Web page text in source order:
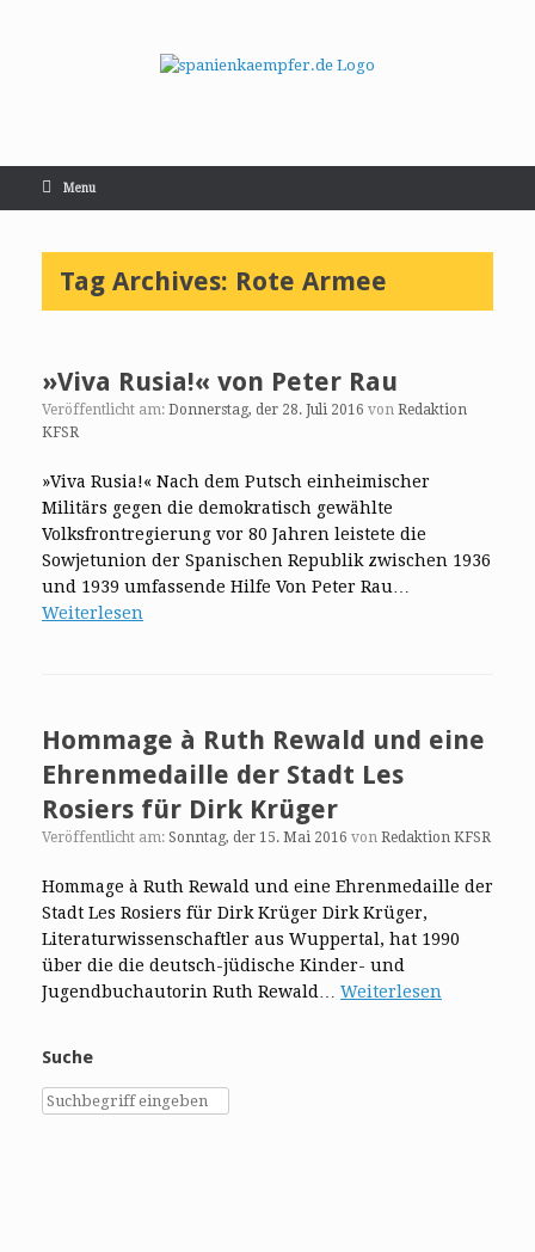
Menu
Tag Archives: Rote Armee
»Viva Rusia!« von Peter Rau
Veröffentlicht am: Donnerstag, der 28. Juli 2016 von Redaktion
KFSR
»Viva Rusia!« Nach dem Putsch einheimischer
Militärs gegen die demokratisch gewählte
Volksfrontregierung vor 80 Jahren leistete die
Sowjetunion der Spanischen Republik zwischen 1936
und 1939 umfassende Hilfe Von Peter Rau…
Weiterlesen
Hommage à Ruth Rewald und eine
Ehrenmedaille der Stadt Les
Rosiers für Dirk Krüger
Veröffentlicht am: Sonntag, der 15. Mai 2016 von Redaktion KFSR
Hommage à Ruth Rewald und eine Ehrenmedaille der
Stadt Les Rosiers für Dirk Krüger Dirk Krüger,
Literaturwissenschaftler aus Wuppertal, hat 1990
über die die deutsch-jüdische Kinder- und
Jugendbuchautorin Ruth Rewald… Weiterlesen
Suche